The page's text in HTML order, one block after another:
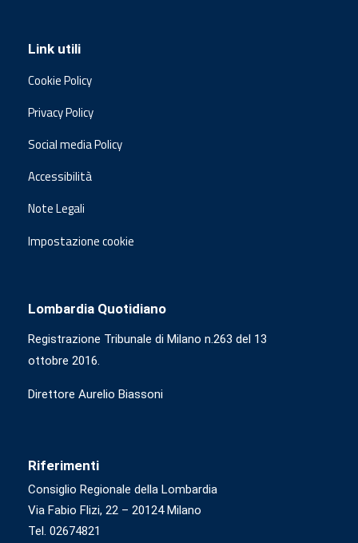
Link utili
Cookie Policy
Privacy Policy
Social media Policy
Accessibilità
Note Legali
Impostazione cookie
Lombardia Quotidiano
Registrazione Tribunale di Milano n.263 del 13
ottobre 2016.
Direttore Aurelio Biassoni
Riferimenti
Consiglio Regionale della Lombardia
Via Fabio Flizi, 22 – 20124 Milano
Tel. 02674821